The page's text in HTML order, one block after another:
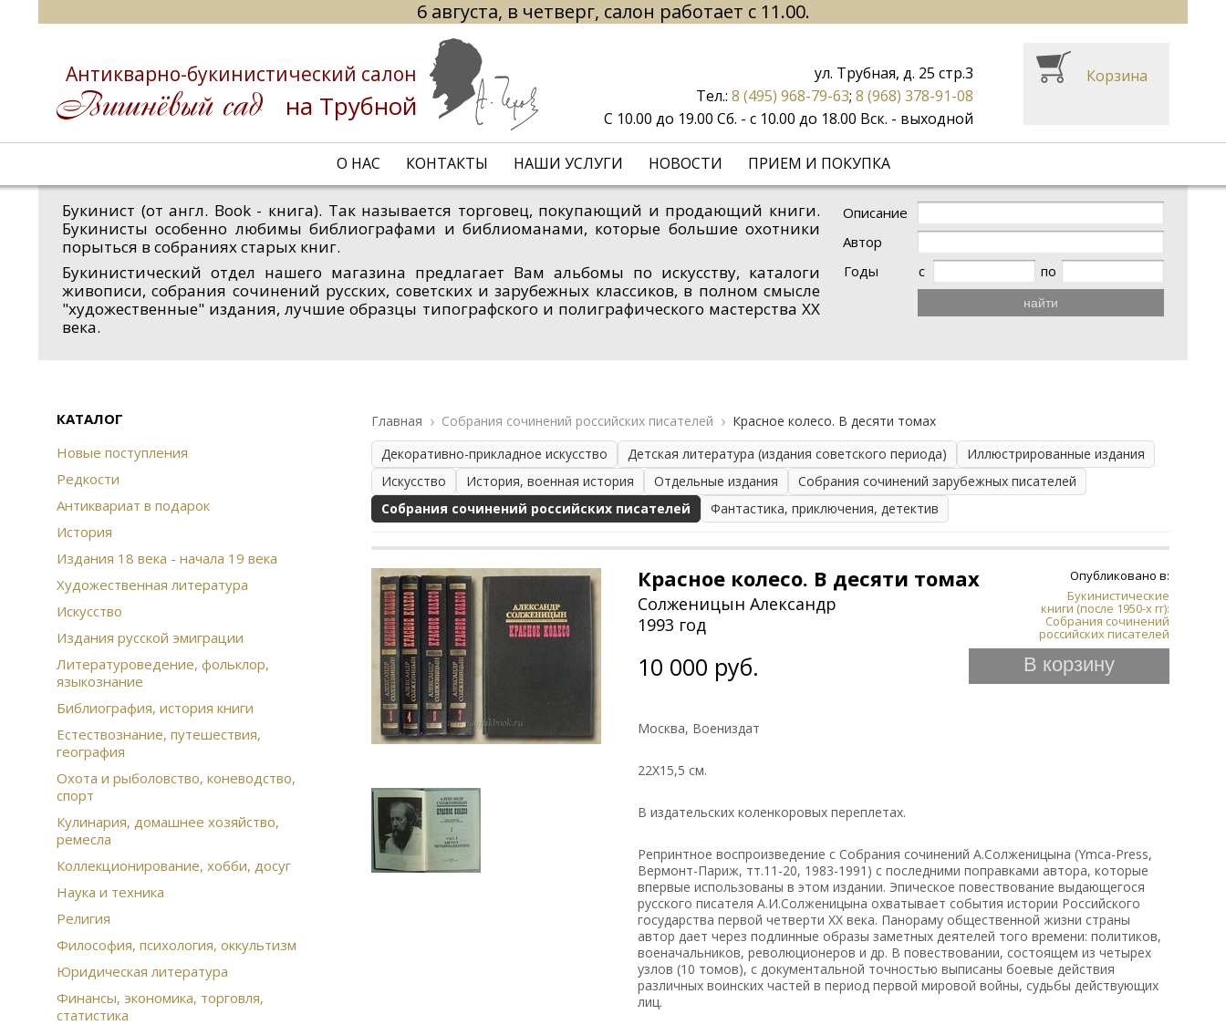
6 августа, в четверг, салон работает с 11.00.
Антикварно-букинистический салон
на Трубной
О НАС КОНТАКТЫ НАШИ УСЛУГИ НОВОСТИ ПРИЕМ И ПОКУПКА
ул. Трубная, д. 25 стр.3
Тел.: 8 (495) 968-79-63; 8 (968) 378-91-08
С 10.00 до 19.00 Сб. - с 10.00 до 18.00 Вск. - выходной
Корзина
Описание
Автор
Годы
с по
найти
Букинист (от англ. Book - книга). Так называется торговец, покупающий и продающий книги.
Букинисты особенно любимы библиографами и библиоманами, которые большие охотники
порыться в собраниях старых книг.
Букинистический отдел нашего магазина предлагает Вам альбомы по искусству, каталоги
живописи, собрания сочинений русских, советских и зарубежных классиков, в полном смысле
"художественные" издания, лучшие образцы типографского и полиграфического мастерства XX
века.
КАТАЛОГ
Новые поступления
Редкости
Антиквариат в подарок
История
Издания 18 века - начала 19 века
Художественная литература
Искусство
Издания русской эмиграции
Литературоведение, фольклор,
языкознание
Библиография, история книги
Естествознание, путешествия,
география
Охота и рыболовство, коневодство,
спорт
Кулинария, домашнее хозяйство,
ремесла
Коллекционирование, хобби, досуг
Наука и техника
Религия
Философия, психология, оккультизм
Юридическая литература
Финансы, экономика, торговля,
статистика
Главная Собрания сочинений российских писателей
Красное колесо. В десяти томах
Декоративно-прикладное искусство
Детская литература (издания советского периода)
Иллюстрированные издания
Искусство
История, военная история Отдельные издания
Собрания сочинений зарубежных писателей
Собрания сочинений российских писателей
Фантастика, приключения, детектив
Опубликовано в:
Букинистические
книги (после 1950-х гг):
Собрания сочинений
российских писателей
Красное колесо. В десяти томах
Солженицын Александр
1993 год
10 000 руб. В корзину
Москва, Воениздат
22Х15,5 см.
В издательских коленкоровых переплетах.
Репринтное воспроизведение с Собрания сочинений А.Солженицына (Ymca-Press,
Вермонт-Париж, тт.11-20, 1983-1991) с последними поправками автора, которые
впервые использованы в этом издании. Эпическое повествование выдающегося
русского писателя А.И.Солженицына охватывает события истории Российского
государства первой четверти XX века. Панораму общественной жизни страны
автор дает через подлинные образы заметных деятелей того времени: политиков,
военачальников, революционеров и др. В повествовании, состоящем из четырех
узлов (10 томов), с документальной точностью выписаны боевые действия
различных воинских частей в период первой мировой войны, судьбы действующих
лиц.